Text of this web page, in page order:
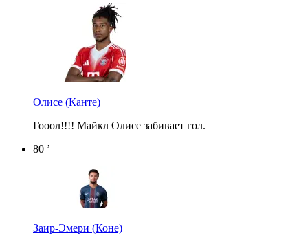
Олисе (Канте)
Гооол!!!! Майкл Олисе забивает гол.
80 ’
Заир-Эмери (Коне)